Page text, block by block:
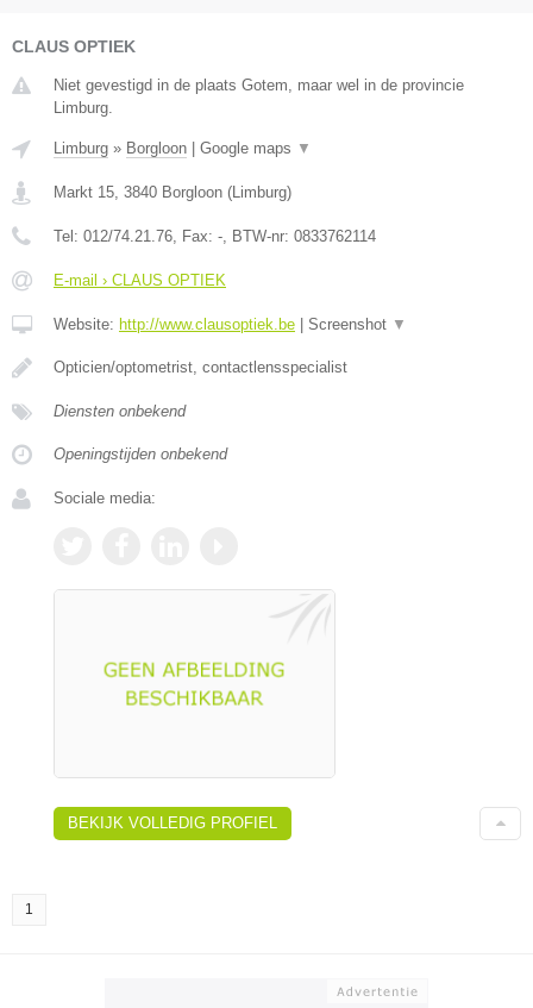
CLAUS OPTIEK
Niet gevestigd in de plaats Gotem, maar wel in de provincie
Limburg.
Limburg » Borgloon Google maps ▼
Markt 15 3840 Borgloon ( Limburg)
Tel: 012/74.21.76 , Fax: - , BTW-nr: 0833762114
E-mail › CLAUS OPTIEK
Website: http://www.clausoptiek.be Screenshot ▼
Opticien/optometrist, contactlensspecialist
Diensten onbekend
Openingstijden onbekend
Sociale media:
BEKIJK VOLLEDIG PROFIEL
1